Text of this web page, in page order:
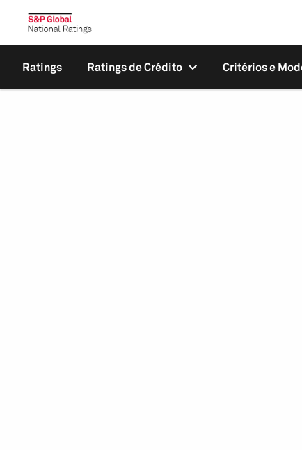
Ratings Ratings de Crédito Critérios e